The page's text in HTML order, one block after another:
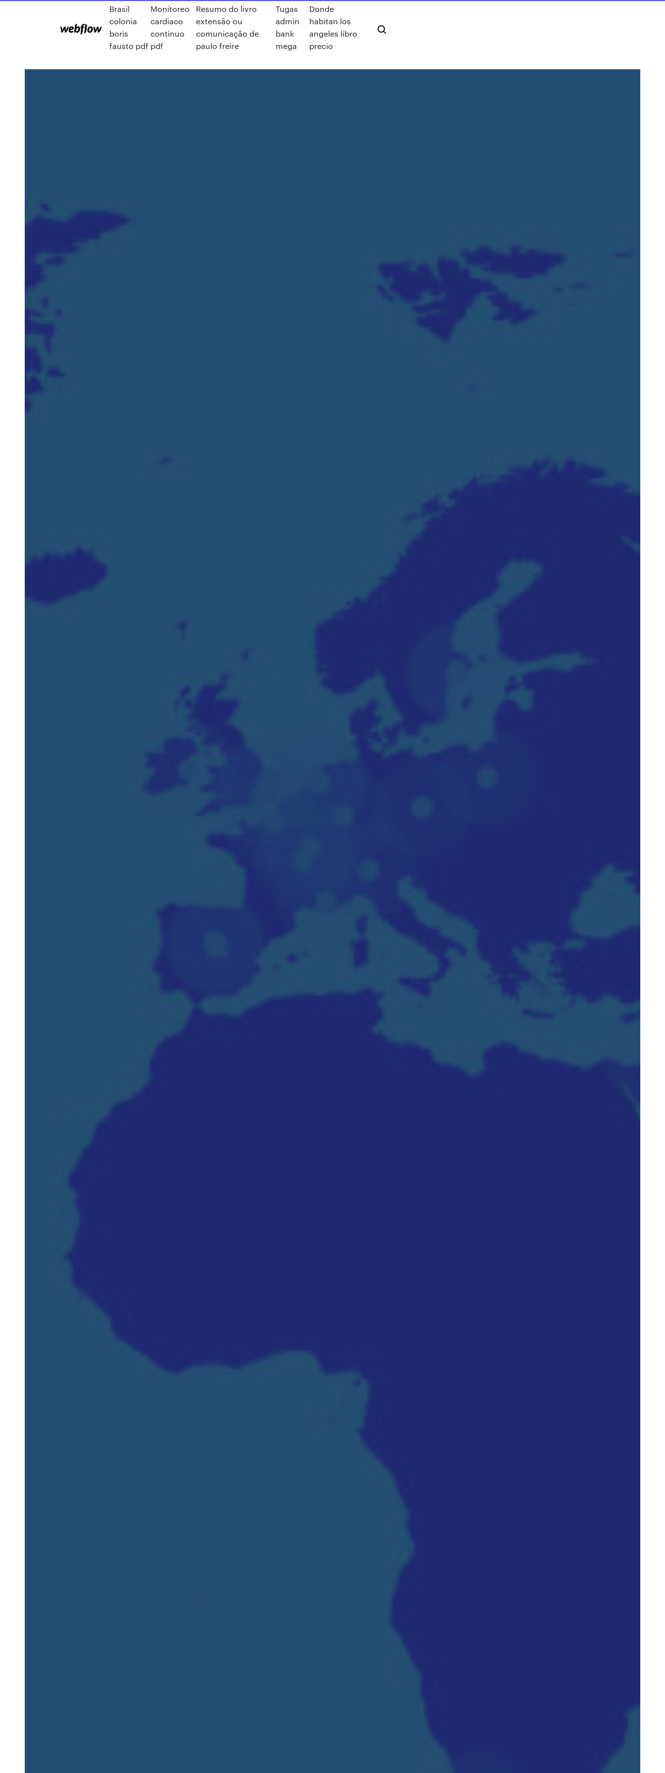
Brasil
colonia
boris
fausto pdf
Monitoreo
cardiaco
continuo
pdf
Resumo do livro
extensão ou
comunicação de
paulo freire
Tugas
admin
bank
mega
Donde
habitan los
angeles libro
precio